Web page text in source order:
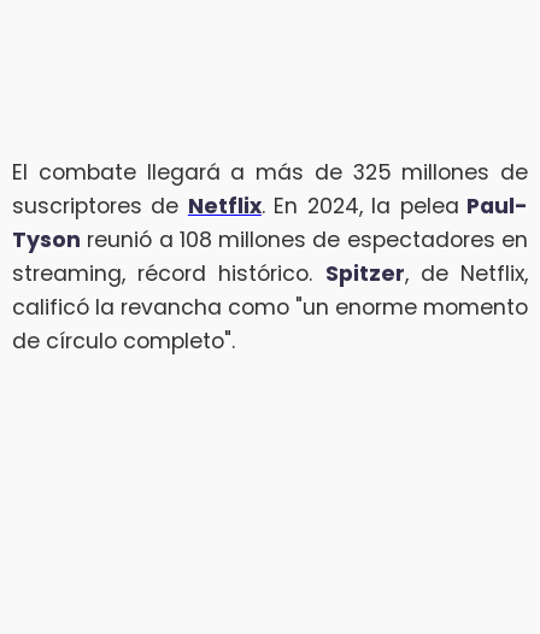
El combate llegará a más de 325 millones de
suscriptores de Netflix. En 2024, la pelea Paul-
Tyson reunió a 108 millones de espectadores en
streaming, récord histórico. Spitzer, de Netflix,
calificó la revancha como "un enorme momento
de círculo completo".